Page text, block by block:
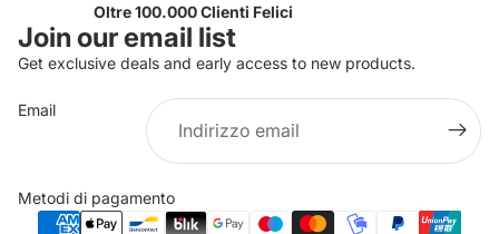
Oltre 100.000 Clienti Felici
Join our email list
Get exclusive deals and early access to new products.
Email
Metodi di pagamento
Informativa sulla privacy
Termini e condizioni del servizio